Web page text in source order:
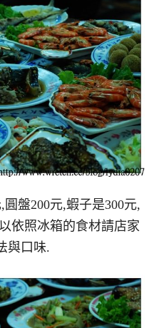
盤200元,蝦子是300元,
依照冰箱的食材請店家
與口味.